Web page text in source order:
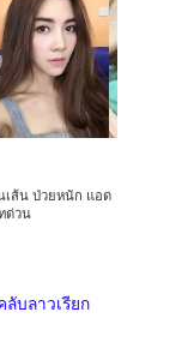
เส้น ป่วยหนัก แอด
ด่วน
บลาวเรียก